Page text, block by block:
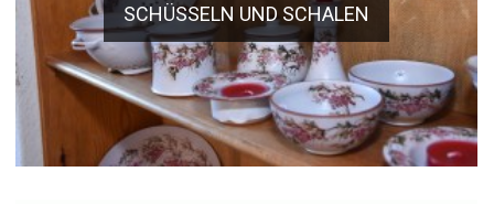
SCHÜSSELN UND SCHALEN